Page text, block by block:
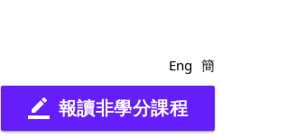
Eng 簡
border_color 報讀非學分課程